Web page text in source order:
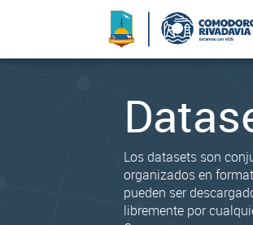
Los datasets son
organizados en
pueden ser
libremente por